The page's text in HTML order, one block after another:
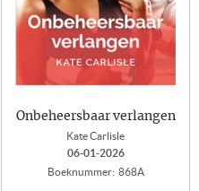
Onbeheersbaar verlangen
Kate Carlisle
06-01-2026
Boeknummer: 868A